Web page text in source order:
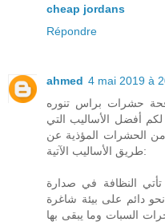
cheap jordans
Répondre
ahmed 4 mai 2019 à
حشرات براس تنوره
أفضل الأساليب التي
الحشرات المؤذية عن
طريق الأساليب الآتية:
النظافة في صدارة
دائم على بيئة شاغرة
السبات وما يبقى بها